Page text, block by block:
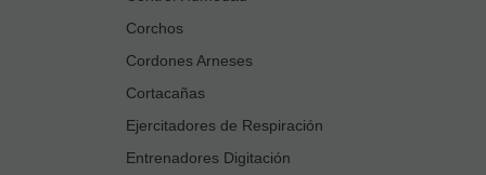
Corchos
Cordones Arneses
Cortacañas
Ejercitadores de Respiración
Entrenadores Digitación